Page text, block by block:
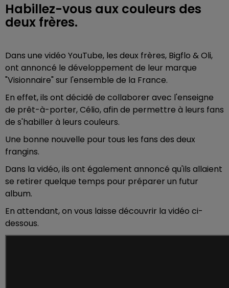
Habillez-vous aux couleurs des
deux frères.
Dans une vidéo YouTube, les deux frères, Bigflo & Oli,
ont annoncé le développement de leur marque
"Visionnaire" sur l'ensemble de la France.
En effet, ils ont décidé de collaborer avec l'enseigne
de prêt-à-porter, Célio, afin de permettre à leurs fans
de s'habiller à leurs couleurs.
Une bonne nouvelle pour tous les fans des deux
frangins.
Dans la vidéo, ils ont également annoncé qu'ils allaient
se retirer quelque temps pour préparer un futur
album.
En attendant, on vous laisse découvrir la vidéo ci-
dessous.